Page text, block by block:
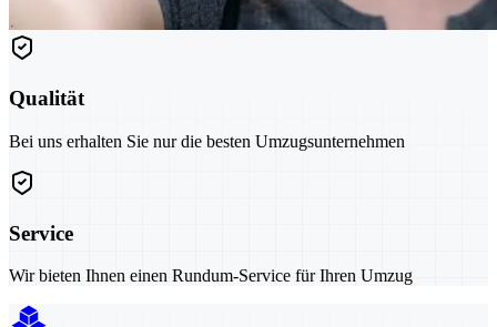
Qualität
Bei uns erhalten Sie nur die besten Umzugsunternehmen
Service
Wir bieten Ihnen einen Rundum-Service für Ihren Umzug